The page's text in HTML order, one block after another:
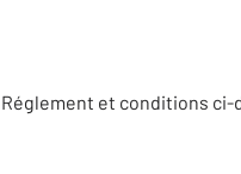
Réglement et conditions ci-